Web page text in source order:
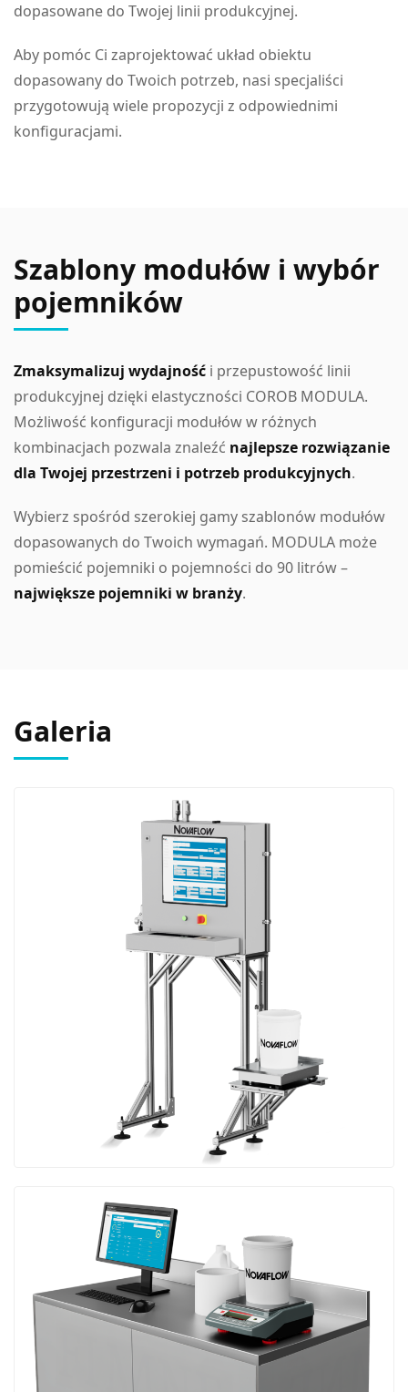
dopasowane do Twojej linii produkcyjnej.
Aby pomóc Ci zaprojektować układ obiektu
dopasowany do Twoich potrzeb, nasi specjaliści
przygotowują wiele propozycji z odpowiednimi
konfiguracjami.
Szablony modułów i wybór
pojemników
Zmaksymalizuj wydajność i przepustowość linii
produkcyjnej dzięki elastyczności COROB MODULA.
Możliwość konfiguracji modułów w różnych
kombinacjach pozwala znaleźć najlepsze rozwiązanie
dla Twojej przestrzeni i potrzeb produkcyjnych.
Wybierz spośród szerokiej gamy szablonów modułów
dopasowanych do Twoich wymagań. MODULA może
pomieścić pojemniki o pojemności do 90 litrów –
największe pojemniki w branży.
Galeria